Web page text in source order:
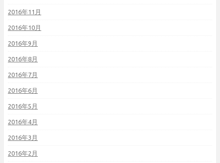
2016年11月
2016年10月
2016年9月
2016年8月
2016年7月
2016年6月
2016年5月
2016年4月
2016年3月
2016年2月